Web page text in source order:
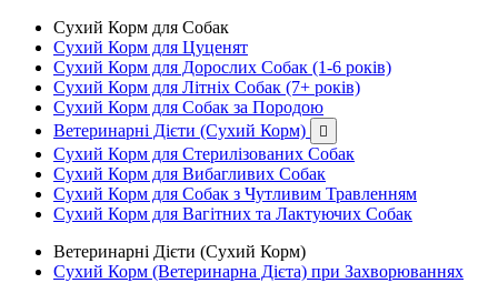
Сухий Корм для Собак
Сухий Корм для Цуценят
Сухий Корм для Дорослих Собак (1-6 років)
Сухий Корм для Літніх Собак (7+ років)
Сухий Корм для Собак за Породою
Ветеринарні Дієти (Сухий Корм)

Сухий Корм для Стерилізованих Собак
Сухий Корм для Вибагливих Собак
Сухий Корм для Собак з Чутливим Травленням
Сухий Корм для Вагітних та Лактуючих Собак
Ветеринарні Дієти (Сухий Корм)
Сухий Корм (Ветеринарна Дієта) при Захворюваннях